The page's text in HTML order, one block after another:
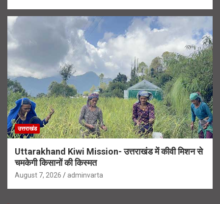
उत्तराखंड
Uttarakhand Kiwi Mission- उत्तराखंड में कीवी मिशन से
चमकेगी किसानों की किस्मत
August 7, 2026 adminvarta